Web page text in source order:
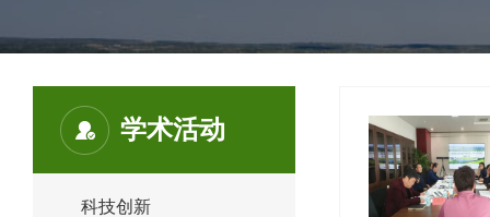
学术活动
科技创新